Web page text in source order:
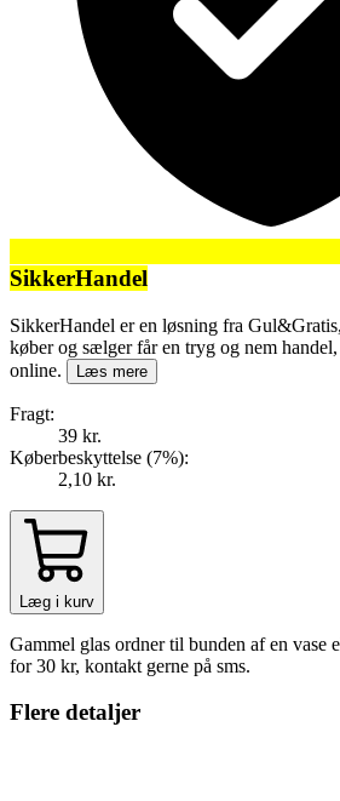
SikkerHandel
SikkerHandel er en løsning fra
køber og sælger får en tryg og nem
online.
Læs mere
Fragt:
39 kr.
Køberbeskyttelse (7%):
2,10 kr.
Læg i kurv
Gammel glas ordner til bunden af en vase
for 30 kr, kontakt gerne på sms.
Flere detaljer